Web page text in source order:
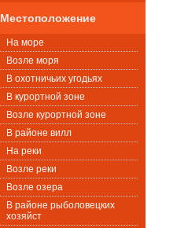
Местоположение
На море
Возле моря
В охотничьих угодьях
В курортной зоне
Возле курортной зоне
В районе вилл
На реки
Возле реки
Возле озера
В районе рыболовецких
хозяйст